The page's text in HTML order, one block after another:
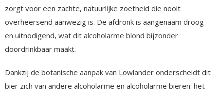
zorgt voor een zachte, natuurlijke zoetheid die nooit
overheersend aanwezig is. De afdronk is aangenaam droog
en uitnodigend, wat dit alcoholarme blond bijzonder
doordrinkbaar maakt.
Dankzij de botanische aanpak van Lowlander onderscheidt dit
bier zich van andere alcoholarme en alcoholarme bieren: het